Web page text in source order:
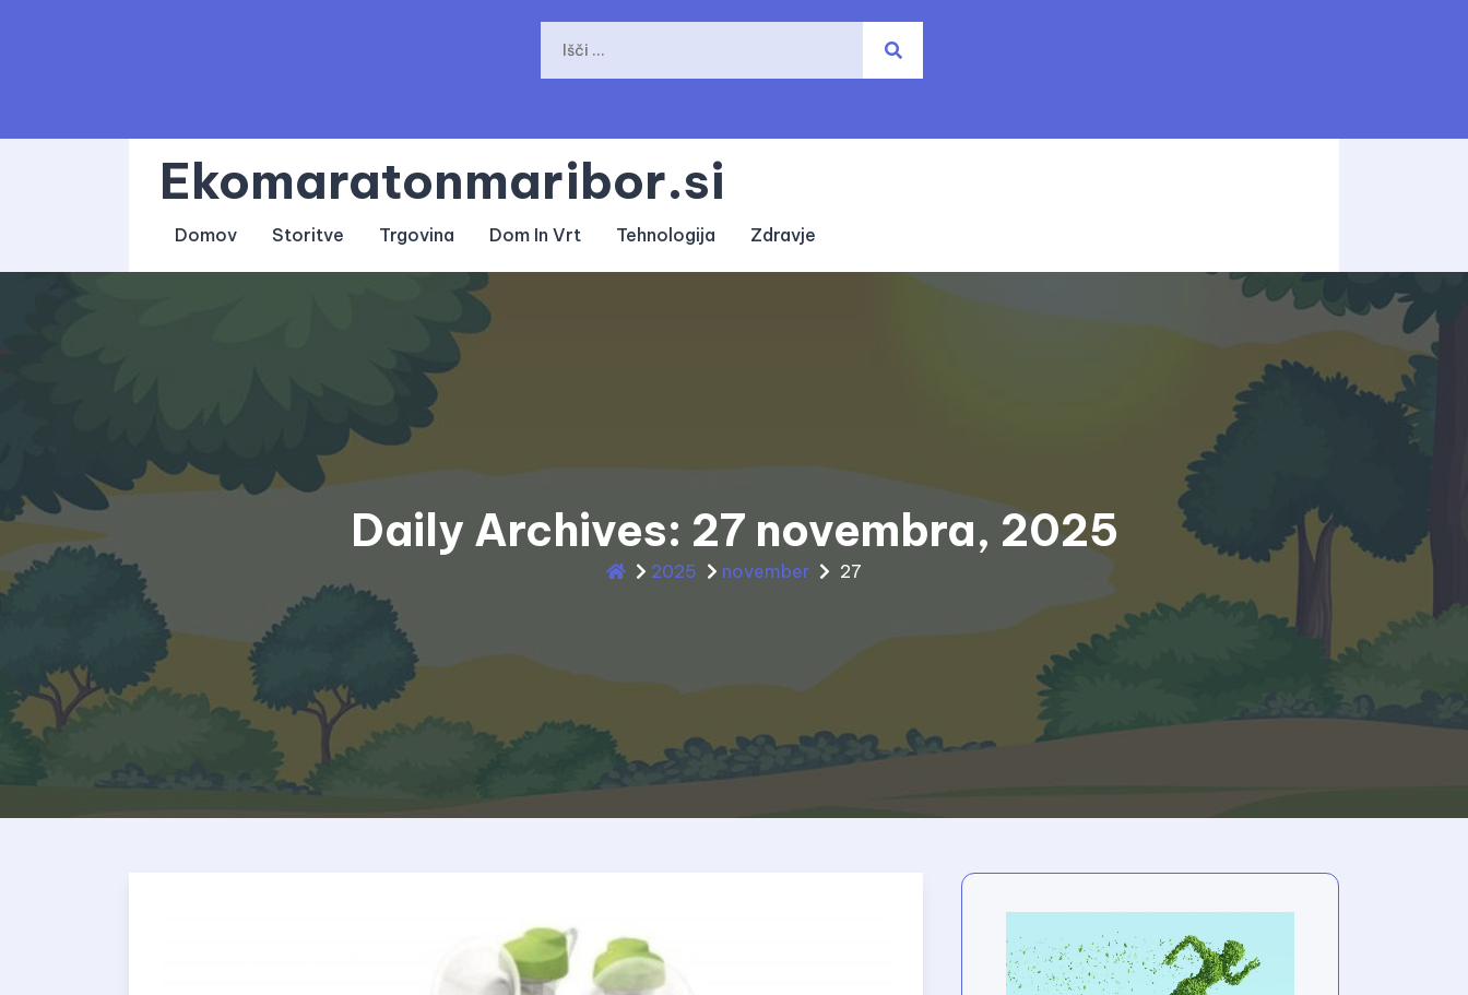
Ekomaratonmaribor.si
Domov Storitve Trgovina Dom In Vrt Tehnologija Zdravje
Daily Archives: 27 novembra, 2025
2025 november 27